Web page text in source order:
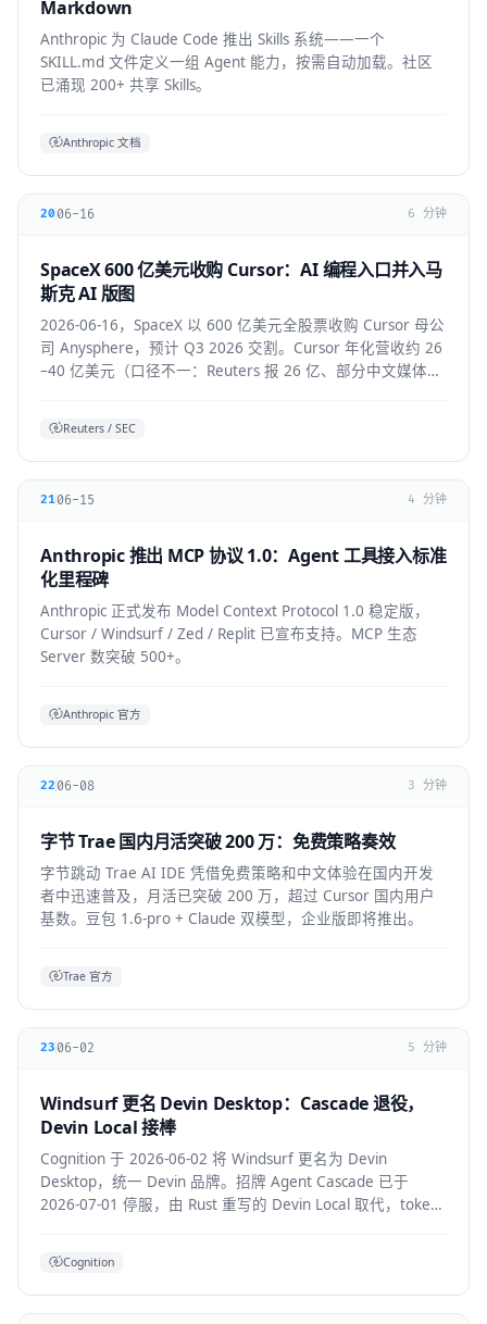
Markdown
Anthropic 为 Claude Code 推出 Skills 系统——一个
SKILL.md 文件定义一组 Agent 能力，按需自动加载。社区
已涌现 200+ 共享 Skills。
Anthropic 文档
2006-16 6 分钟
SpaceX 600 亿美元收购 Cursor：AI 编程入口并入马
斯克 AI 版图
2026-06-16，SpaceX 以 600 亿美元全股票收购 Cursor 母公
司 Anysphere，预计 Q3 2026 交割。Cursor 年化营收约 26
–40 亿美元（口径不一：Reuters 报 26 亿、部分中文媒体报
Reuters / SEC
2106-15 4 分钟
Anthropic 推出 MCP 协议 1.0：Agent 工具接入标准
化里程碑
Anthropic 正式发布 Model Context Protocol 1.0 稳定版，
Cursor / Windsurf / Zed / Replit 已宣布支持。MCP 生态
Server 数突破 500+。
Anthropic 官方
22 06-08 3 分钟
字节 Trae 国内月活突破 200 万：免费策略奏效
字节跳动 Trae AI IDE 凭借免费策略和中文体验在国内开发
者中迅速普及，月活已突破 200 万，超过 Cursor 国内用户
基数。豆包 1.6-pro + Claude 双模型，企业版即将推出。
Trae 官方
23 06-02 5 分钟
Windsurf 更名 Devin Desktop：Cascade 退役，
Devin Local 接棒
Cognition 于 2026-06-02 将 Windsurf 更名为 Devin
Desktop，统一 Devin 品牌。招牌 Agent Cascade 已于
2026-07-01 停服，由 Rust 重写的 Devin Local 取代，token
Cognition